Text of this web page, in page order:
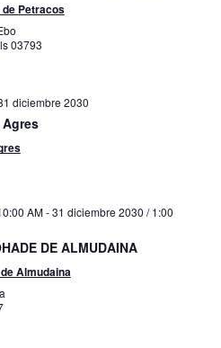
Petracos
03793
diciembre 2030
AM-31 diciembre 2030 / 1:00
DE ALMUDAINA
Almudaina